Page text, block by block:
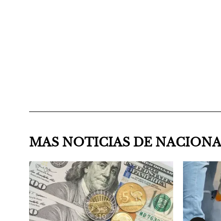
MAS NOTICIAS DE